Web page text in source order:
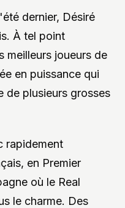
dernier, Désiré
À tel point
meilleurs joueurs de
en puissance qui
de plusieurs grosses
rapidement
en Premier
où le Real
le charme. Des